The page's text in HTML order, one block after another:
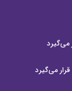
می‌گیرد
می‌گیرد